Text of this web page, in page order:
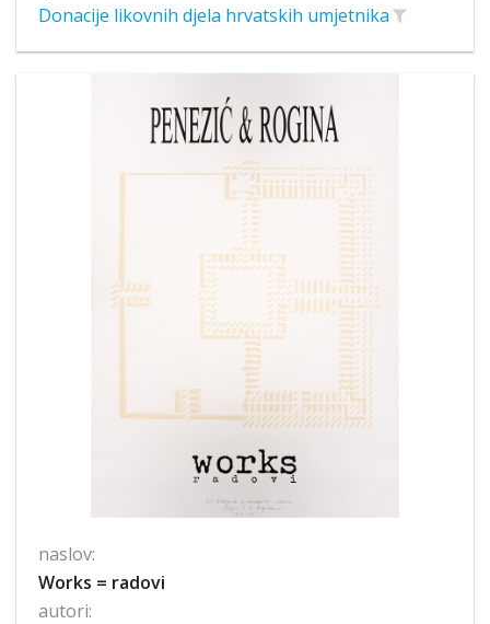
Donacije likovnih djela hrvatskih umjetnika
naslov:
Works = radovi
autori: